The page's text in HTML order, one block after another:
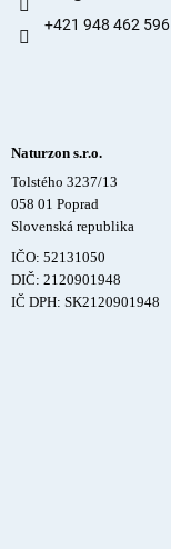
+421 948 462 596
Naturzon s.r.o.
Tolstého 3237/13
058 01 Poprad
Slovenská republika
IČO: 52131050
DIČ: 2120901948
IČ DPH: SK2120901948